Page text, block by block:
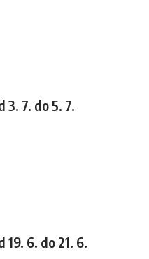
7. do 5. 7.
6. do 21. 6.